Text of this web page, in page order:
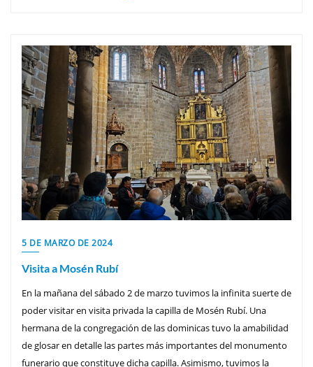
5 DE MARZO DE 2024
Visita a Mosén Rubí
En la mañana del sábado 2 de marzo tuvimos la infinita suerte de
poder visitar en visita privada la capilla de Mosén Rubí. Una
hermana de la congregación de las dominicas tuvo la amabilidad
de glosar en detalle las partes más importantes del monumento
funerario que constituye dicha capilla. Asimismo, tuvimos la